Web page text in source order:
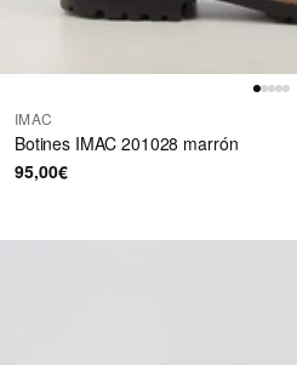
IMAC
Botines IMAC 201028 marrón
95,00€